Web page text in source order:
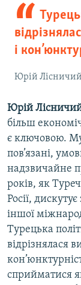
і
Юрій Лісничий
Юрій
більш
є ключовою.
пов’язані,
надзвичайне
років, як
Росії,
іншої
Турецька
відрізнялася
сприйматися